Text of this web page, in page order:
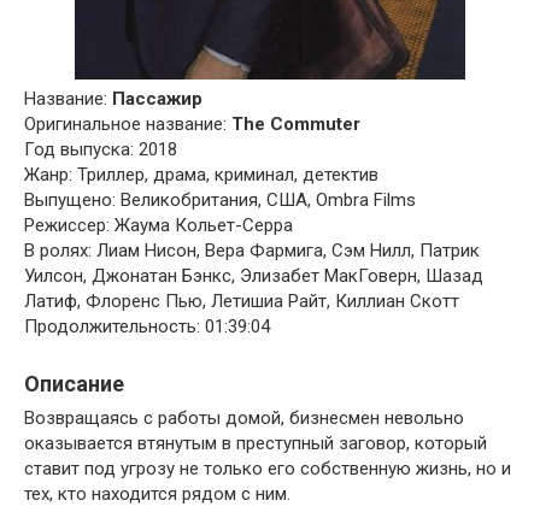
Название: Пассажир
Оригинальное название: The Commuter
Год выпуска: 2018
Жанр: Триллер, драма, криминал, детектив
Выпущено: Великобритания, США, Ombra Films
Режиссер: Жаума Кольет-Серра
В ролях: Лиам Нисон, Вера Фармига, Сэм Нилл, Патрик
Уилсон, Джонатан Бэнкс, Элизабет МакГоверн, Шазад
Латиф, Флоренс Пью, Летишиа Райт, Киллиан Скотт
Продолжительность: 01:39:04
Описание
Возвращаясь с работы домой, бизнесмен невольно
оказывается втянутым в преступный заговор, который
ставит под угрозу не только его собственную жизнь, но и
тех, кто находится рядом с ним.